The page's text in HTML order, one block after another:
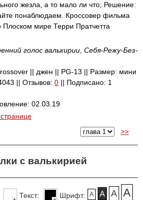
жезла, а то мало ли что; Решение:
понаблюдаем. Кроссовер фильма
Плоском мире Терри Пратчетта
голос валькирии Себя-Режу-Без-
|| джен || PG-13 || Размер: мини
|| Отзывов: 0 || Подписано: 1
02.03.19
>>
с валькирией
A A A A
Шрифт:
Текст: